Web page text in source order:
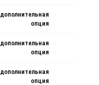
дополнительная
опция
дополнительная
опция
дополнительная
опция